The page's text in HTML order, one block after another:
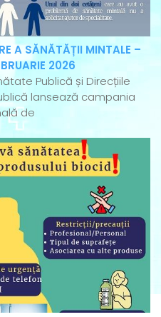
A SĂNĂTĂȚII MINTALE –
2026
Publică și Direcțiile
lansează campania
de